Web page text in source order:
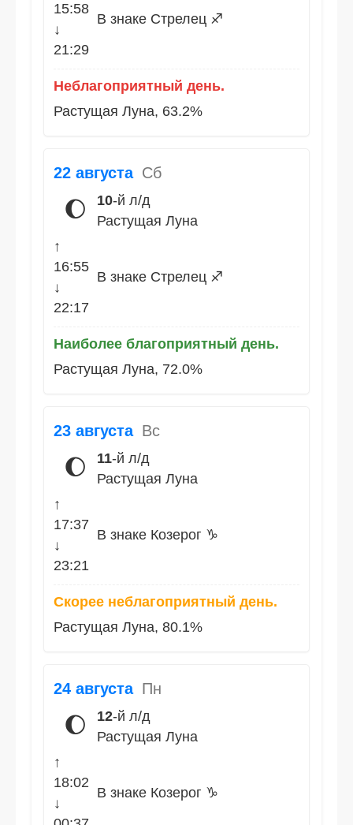
15:58
↓
21:29
В знаке Стрелец ♐
Неблагоприятный день.
Растущая Луна, 63.2%
22 августа Сб
🌔 10-й л/д
Растущая Луна
↑
16:55
↓
22:17
В знаке Стрелец ♐
Наиболее благоприятный день.
Растущая Луна, 72.0%
23 августа Вс
🌔 11-й л/д
Растущая Луна
↑
17:37
↓
23:21
В знаке Козерог ♑
Скорее неблагоприятный день.
Растущая Луна, 80.1%
24 августа Пн
🌔 12-й л/д
Растущая Луна
↑
18:02
↓
В знаке Козерог ♑